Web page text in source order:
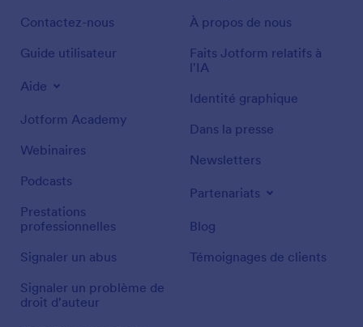
Contactez-nous
Guide utilisateur
Aide
Jotform Academy
Webinaires
Podcasts
Prestations
professionnelles
Signaler un abus
Signaler un problème de
droit d'auteur
À propos de nous
Faits Jotform relatifs à
l'IA
Identité graphique
Dans la presse
Newsletters
Partenariats
Blog
Témoignages de clients